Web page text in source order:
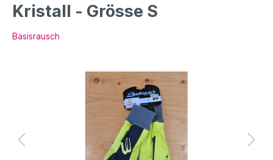
Kristall - Grösse S
Basisrausch